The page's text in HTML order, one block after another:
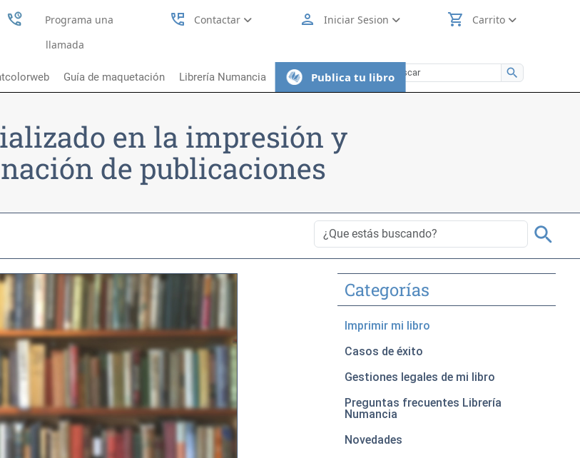
Programa una
llamada
perm_phone_msg Contactar person Iniciar Sesion shopping_cart Carrito
search
Guía de maquetación Librería Numancia Publica tu libro
en la impresión y
de publicaciones
search
Categorías
Imprimir mi libro
Casos de éxito
Gestiones legales de mi libro
Preguntas frecuentes Librería
Numancia
Novedades